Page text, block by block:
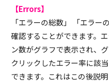
【Errors】
「エラーの総数」 「エラー
確認することができます。
ン数がグラフで表示され、
クリックしたエラー率に該
できます。これはこの後説